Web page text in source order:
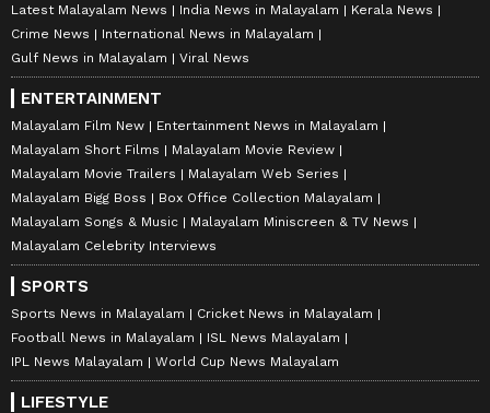
Latest Malayalam News
India News in Malayalam
Kerala News
Crime News
International News in Malayalam
Gulf News in Malayalam
Viral News
ENTERTAINMENT
Malayalam Film New
Entertainment News in Malayalam
Malayalam Short Films
Malayalam Movie Review
Malayalam Movie Trailers
Malayalam Web Series
Malayalam Bigg Boss
Box Office Collection Malayalam
Malayalam Songs & Music
Malayalam Miniscreen & TV News
Malayalam Celebrity Interviews
SPORTS
Sports News in Malayalam
Cricket News in Malayalam
Football News in Malayalam
ISL News Malayalam
IPL News Malayalam
World Cup News Malayalam
LIFESTYLE